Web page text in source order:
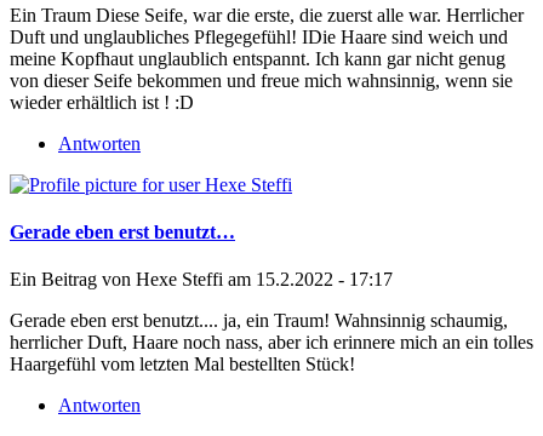
Ein Traum Diese Seife, war die erste, die zuerst alle war. Herrlicher
Duft und unglaubliches Pflegegefühl! IDie Haare sind weich und
meine Kopfhaut unglaublich entspannt. Ich kann gar nicht genug
von dieser Seife bekommen und freue mich wahnsinnig, wenn sie
wieder erhältlich ist ! :D
Antworten
Gerade eben erst benutzt…
Ein Beitrag von Hexe Steffi am 15.2.2022 - 17:17
Gerade eben erst benutzt.... ja, ein Traum! Wahnsinnig schaumig,
herrlicher Duft, Haare noch nass, aber ich erinnere mich an ein tolles
Haargefühl vom letzten Mal bestellten Stück!
Antworten